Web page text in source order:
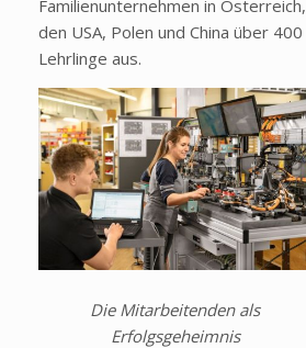
Familienunternehmen in Österreich,
den USA, Polen und China über 400
Lehrlinge aus.
Die Mitarbeitenden als
Erfolgsgeheimnis